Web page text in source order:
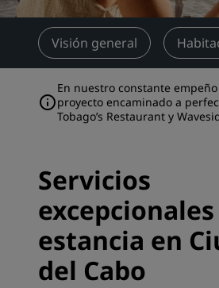
Visión general
En nuestro constante
proyecto encaminado a
Tobago’s Restaurant y
Servicios
estancia en
del Cabo